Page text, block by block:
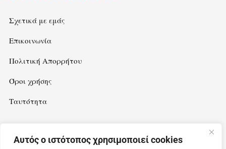
Αυτός ο ιστότοπος χρησιμοποιεί cookies
Σχετικά με εμάς
Επικοινωνία
Πολιτική Απορρήτου
Όροι χρήσης
Ταυτότητα
Newsletter